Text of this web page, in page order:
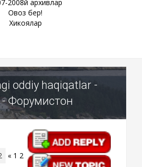
2008й архивлар
Овоз бер!
Хикоялар
oddiy haqiqatlar -
Форумистон
« 1 2